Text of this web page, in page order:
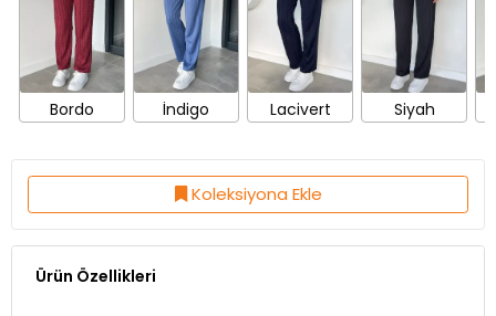
Bordo İndigo Lacivert Siyah
Koleksiyona Ekle
Ürün Özellikleri